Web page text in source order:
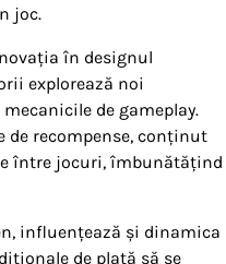
joc.
în designul
explorează noi
de gameplay.
de recompense, conținut
între jocuri, îmbunătățind
influențează și dinamica
de plată să se